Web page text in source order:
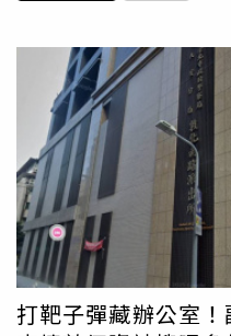
打靶子彈藏辦公室